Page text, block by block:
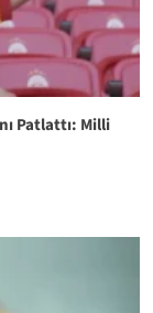
Patlattı: Milli